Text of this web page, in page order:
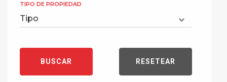
TIPO DE PROPIEDAD